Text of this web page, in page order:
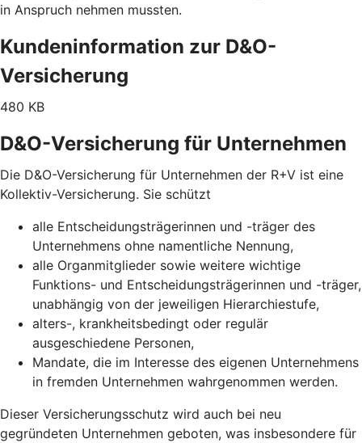
in Anspruch nehmen mussten.
Kundeninformation zur D&O-
Versicherung
480 KB
D&O-Versicherung für Unternehmen
Die D&O-Versicherung für Unternehmen der R+V ist eine
Kollektiv-Versicherung. Sie schützt
alle Entscheidungsträgerinnen und -träger des
Unternehmens ohne namentliche Nennung,
alle Organmitglieder sowie weitere wichtige
Funktions- und Entscheidungsträgerinnen und -träger,
unabhängig von der jeweiligen Hierarchiestufe,
alters-, krankheitsbedingt oder regulär
ausgeschiedene Personen,
Mandate, die im Interesse des eigenen Unternehmens
in fremden Unternehmen wahrgenommen werden.
Dieser Versicherungsschutz wird auch bei neu
gegründeten Unternehmen geboten, was insbesondere für